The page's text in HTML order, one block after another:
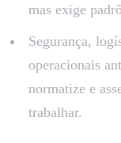
mas exige
Segurança,
operacionais
normatize e
trabalhar.